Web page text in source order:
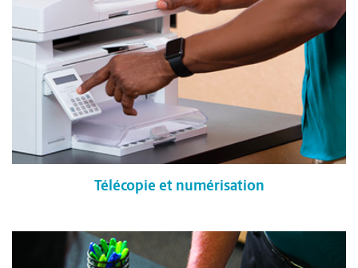
Télécopie et numérisation